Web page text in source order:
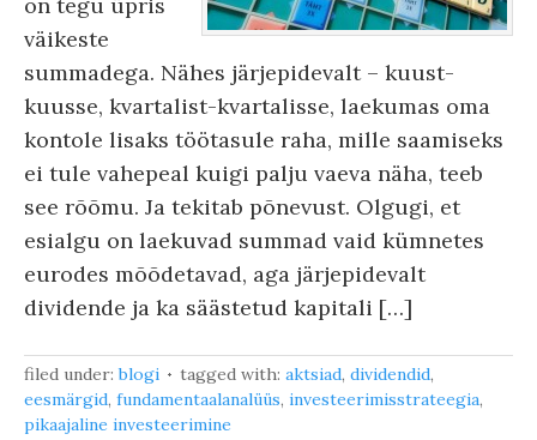
väikeste
summadega. Nähes järjepidevalt – kuust-
kuusse, kvartalist-kvartalisse, laekumas oma
kontole lisaks töötasule raha, mille saamiseks
ei tule vahepeal kuigi palju vaeva näha, teeb
see rõõmu. Ja tekitab põnevust. Olgugi, et
esialgu on laekuvad summad vaid kümnetes
eurodes mõõdetavad, aga järjepidevalt
dividende ja ka säästetud kapitali […]
filed under:blogi tagged with: aktsiad, dividendid,
eesmärgid, fundamentaalanalüüs, investeerimisstrateegia,
pikaajaline investeerimine